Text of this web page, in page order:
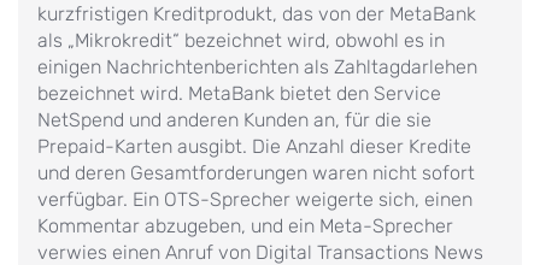
kurzfristigen Kreditprodukt, das von der MetaBank
als „Mikrokredit“ bezeichnet wird, obwohl es in
einigen Nachrichtenberichten als Zahltagdarlehen
bezeichnet wird. MetaBank bietet den Service
NetSpend und anderen Kunden an, für die sie
Prepaid-Karten ausgibt. Die Anzahl dieser Kredite
und deren Gesamtforderungen waren nicht sofort
verfügbar. Ein OTS-Sprecher weigerte sich, einen
Kommentar abzugeben, und ein Meta-Sprecher
verwies einen Anruf von Digital Transactions News